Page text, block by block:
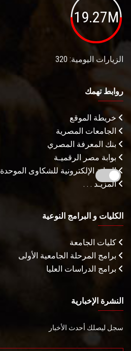
19.27M
الزيارات اليومية: 320
روابط تهمك
خريطة الموقع
الجامعات المصرية
بنك المعرفة المصري
بوابة مصر الرقميـة
البوابة الإلكترونية للشكاوى الموحدة
المزيـد . . .
الكليات و البرامج النوعية
كليات الجامعة
برامج المرحلة الجامعية الأولى
برامج الدراسات العليا
النشرة الإخبارية
سجل ليصلك أحدث الأخبار